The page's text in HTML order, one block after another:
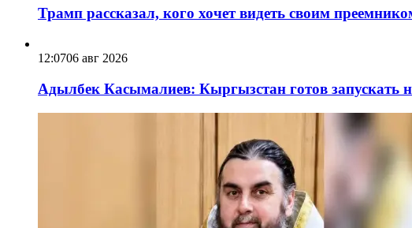
Трамп рассказал, кого хочет видеть своим
12:0706 авг 2026
Адылбек Касымалиев: Кыргызстан готов запускать